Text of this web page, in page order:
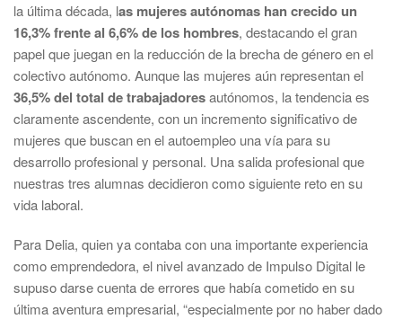
la última década, las mujeres autónomas han crecido un
16,3% frente al 6,6% de los hombres, destacando el gran
papel que juegan en la reducción de la brecha de género en el
colectivo autónomo. Aunque las mujeres aún representan el
36,5% del total de trabajadoresautónomos, la tendencia es
claramente ascendente, con un incremento significativo de
mujeres que buscan en el autoempleo una vía para su
desarrollo profesional y personal. Una salida profesional que
nuestras tres alumnas decidieron como siguiente reto en su
vida laboral.
Para Delia, quien ya contaba con una importante experiencia
como emprendedora, el nivel avanzado de Impulso Digital le
supuso darse cuenta de errores que había cometido en su
última aventura empresarial, “especialmente por no haber dado